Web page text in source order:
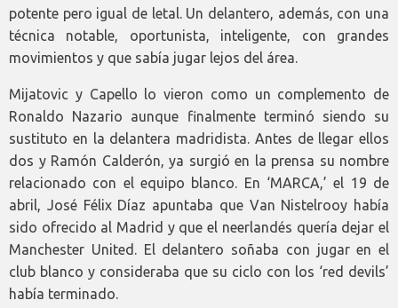
potente pero igual de letal. Un delantero, además, con una
técnica notable, oportunista, inteligente, con grandes
movimientos y que sabía jugar lejos del área.
Mijatovic y Capello lo vieron como un complemento de
Ronaldo Nazario aunque finalmente terminó siendo su
sustituto en la delantera madridista. Antes de llegar ellos
dos y Ramón Calderón, ya surgió en la prensa su nombre
relacionado con el equipo blanco. En ‘MARCA,’ el 19 de
abril, José Félix Díaz apuntaba que Van Nistelrooy había
sido ofrecido al Madrid y que el neerlandés quería dejar el
Manchester United. El delantero soñaba con jugar en el
club blanco y consideraba que su ciclo con los ‘red devils’
había terminado.